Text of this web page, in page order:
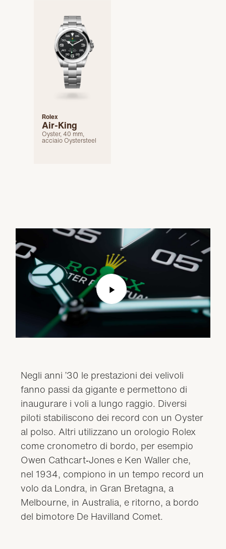
Rolex
Air-King
Oyster, 40 mm,
acciaio Oystersteel
Play
Video
Negli anni ’30 le prestazioni dei velivoli
fanno passi da gigante e permettono di
inaugurare i voli a lungo raggio. Diversi
piloti stabiliscono dei record con un Oyster
al polso. Altri utilizzano un orologio Rolex
come cronometro di bordo, per esempio
Owen Cathcart‑Jones e Ken Waller che,
nel 1934, compiono in un tempo record un
volo da Londra, in Gran Bretagna, a
Melbourne, in Australia, e ritorno, a bordo
del bimotore De Havilland Comet.